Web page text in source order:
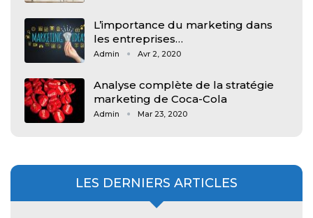
L’importance du marketing dans
les entreprises…
Admin Avr 2, 2020
Analyse complète de la stratégie
marketing de Coca-Cola
Admin Mar 23, 2020
LES DERNIERS ARTICLES